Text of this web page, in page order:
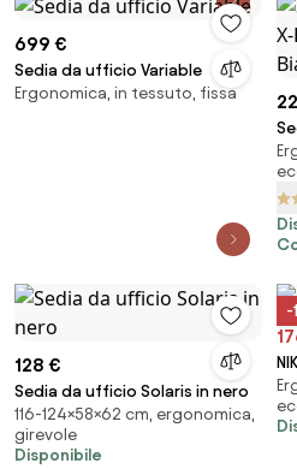
699 €
Sedia da ufficio Variable
Ergonomica, in tessuto, fissa
128 €
Sedia da ufficio Solaris in nero
116-124×58×62 cm, ergonomica,
girevole
Disponibile
-